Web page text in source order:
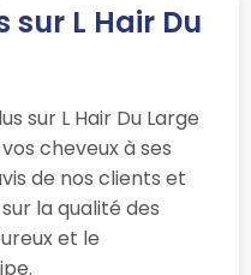
sur L Hair Du
sur L Hair Du Large
cheveux à ses
de nos clients et
la qualité des
et le